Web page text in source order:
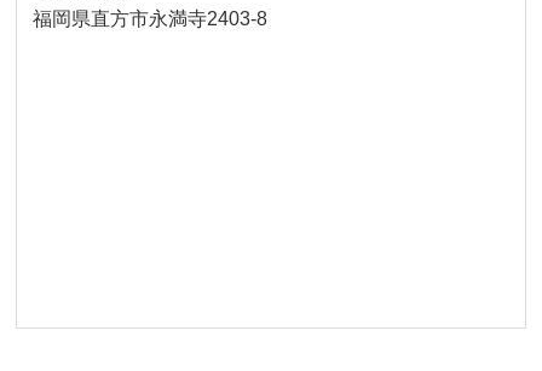
福岡県直方市永満寺2403-8